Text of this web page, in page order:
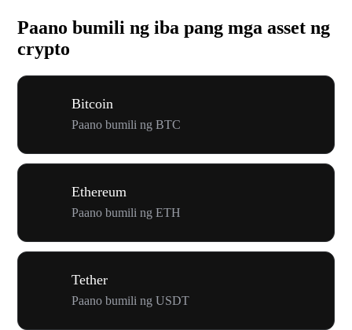
Paano bumili ng iba pang mga asset ng
crypto
Bitcoin
Paano bumili ng BTC
Ethereum
Paano bumili ng ETH
Tether
Paano bumili ng USDT